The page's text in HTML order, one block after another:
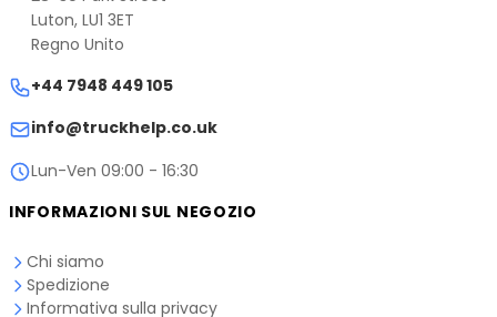
Luton, LU1 3ET
Regno Unito
+44 7948 449 105
info@truckhelp.co.uk
Lun-Ven 09:00 - 16:30
INFORMAZIONI SUL NEGOZIO
Chi siamo
Spedizione
Informativa sulla privacy